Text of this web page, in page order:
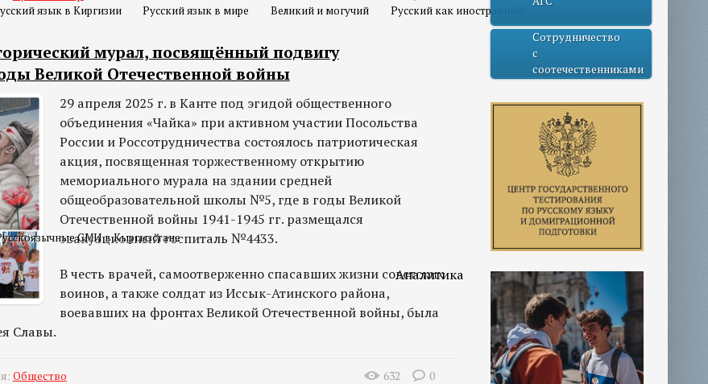
язык в Киргизии Русский язык в мире Великий и могучий Русский как иностранный
СМИ в Кыргызстане
Аналитика
мурал, посвящённый подвигу
Великой Отечественной войны
29 апреля 2025 г. в Канте под эгидой общественного
объединения «Чайка» при активном участии Посольства
России и Россотрудничества состоялось патриотическая
акция, посвященная торжественному открытию
мемориального мурала на здании средней
общеобразовательной школы №5, где в годы Великой
Отечественной войны 1941-1945 гг. размещался
эвакуационный госпиталь №4433.
В честь врачей, самоотверженно спасавших жизни советских
воинов, а также солдат из Иссык-Атинского района,
воевавших на фронтах Великой Отечественной войны, была
Славы.
Общество 632 0
Сотрудничество
с
соотечественниками